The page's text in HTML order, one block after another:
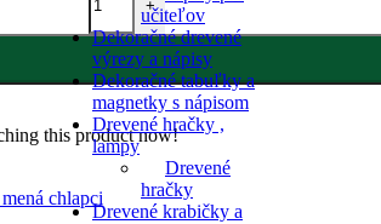
učiteľov
Dekoračné drevené
výrezy a nápisy
Dekoračné tabuľky a
magnetky s nápisom
Drevené hračky ,
lampy
Drevené
hračky
Drevené krabičky a
+
this product now!
chlapci